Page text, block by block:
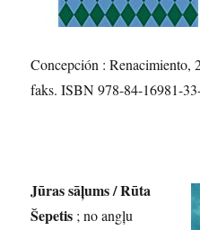
Concepción : Renacimiento,
faks. ISBN 978-84-16981-
Jūras sāļums / Rūta
Šepetis ; no angļu